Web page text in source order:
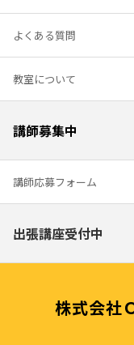
株式会社
よくある質問
教室について
講師募集中
講師応募フォーム
出張講座受付中